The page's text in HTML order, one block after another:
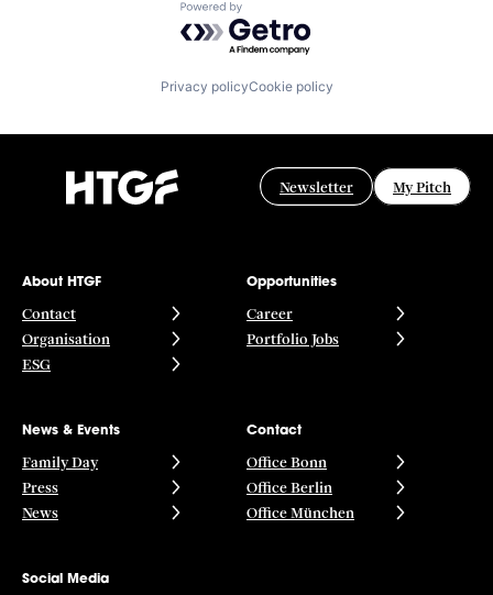
Powered by Getro.com
Privacy policyCookie policy
Newsletter My Pitch
About HTGF
Contact
Organisation
ESG
Opportunities
Career
Portfolio Jobs
News & Events
Family Day
Press
News
Contact
Office Bonn
Office Berlin
Office München
Social Media